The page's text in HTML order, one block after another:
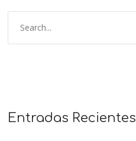
Entradas Recientes